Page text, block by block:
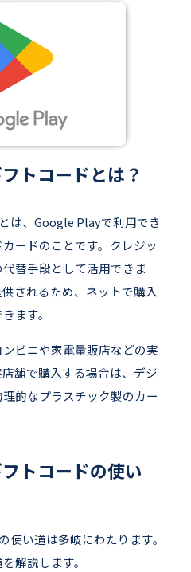
トコードとは？
は、Google Playで利用でき
ードのことです。クレジッ
替手段として活用できま
されるため、ネットで購入
ます。
ビニや家電量販店などの実
舗で購入する場合は、デジ
的なプラスチック製のカー
トコードの使い
い道は多岐にわたります。
解説します。